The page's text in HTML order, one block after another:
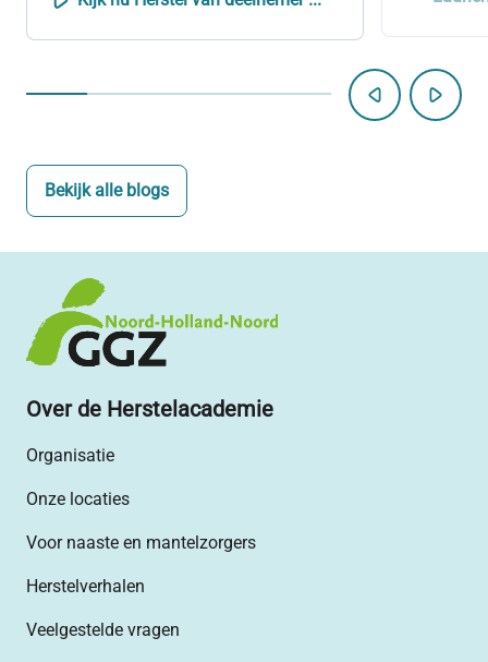
Bekijk alle blogs
Over de Herstelacademie
Organisatie
Onze locaties
Voor naaste en mantelzorgers
Herstelverhalen
Veelgestelde vragen